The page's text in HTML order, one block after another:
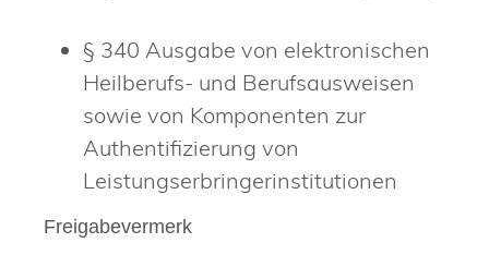
§ 340 Ausgabe von elektronischen
Heilberufs- und Berufsausweisen
sowie von Komponenten zur
Authentifizierung von
Leistungserbringerinstitutionen
Freigabevermerk